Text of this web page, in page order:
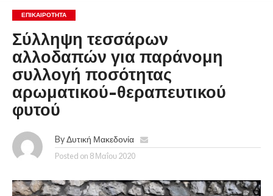
ΕΠΙΚΑΙΡΟΤΗΤΑ
Σύλληψη τεσσάρων
αλλοδαπών για παράνομη
συλλογή ποσότητας
αρωματικού-θεραπευτικού
φυτού
By Δυτική Μακεδονία
Posted on 8 Μαΐου 2020